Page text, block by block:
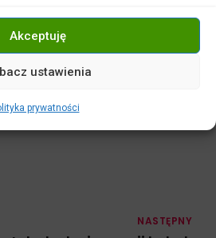
Akceptuję
ustawienia
prywatności
01:21
NASTĘPNY